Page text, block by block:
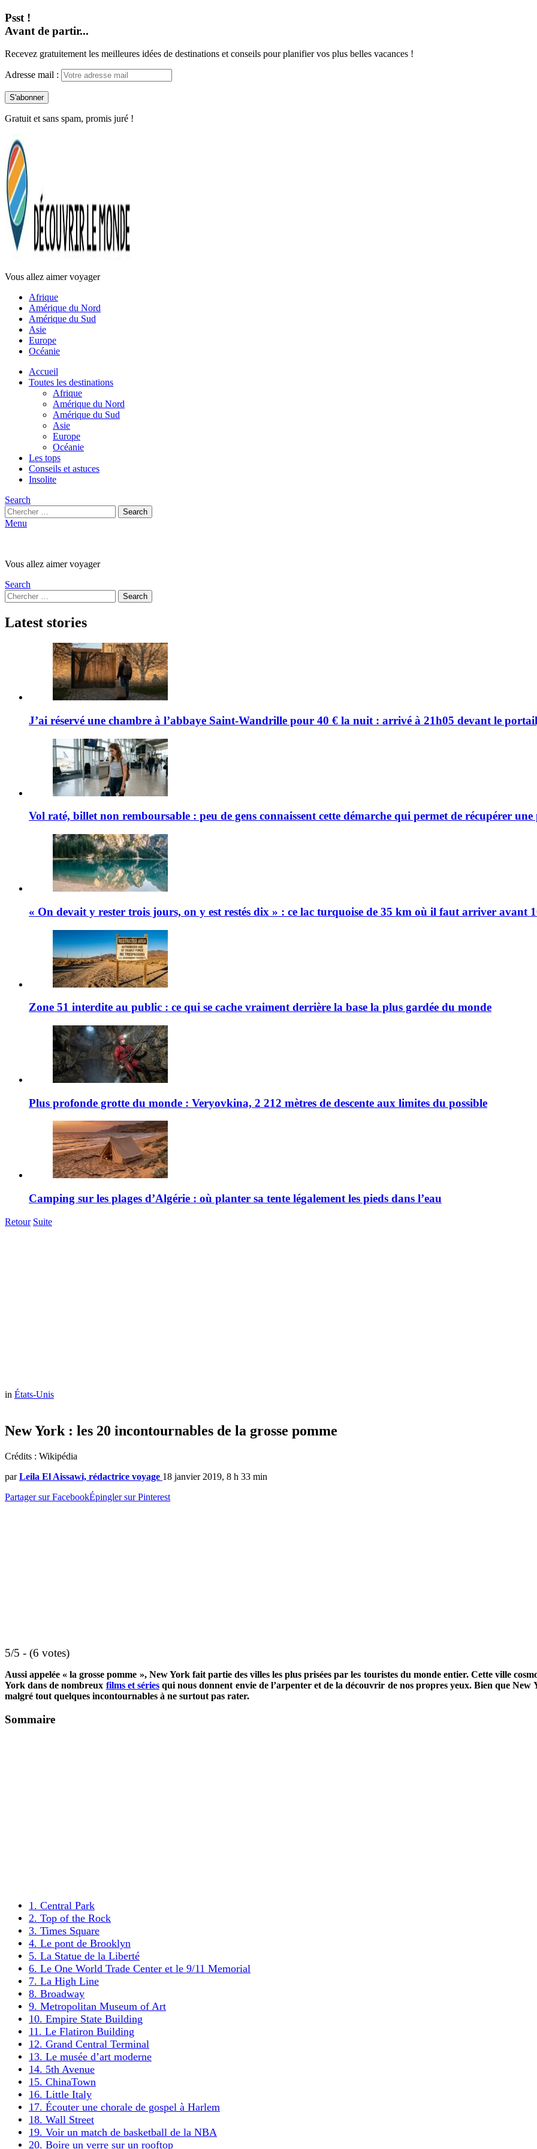
Psst !
Avant de partir...
Recevez gratuitement les meilleures idées de destinations et conseils pour planifier vos plus belles vacances !
Adresse mail :
Gratuit et sans spam, promis juré !
Vous allez aimer voyager
Afrique
Amérique du Nord
Amérique du Sud
Asie
Europe
Océanie
Accueil
Toutes les destinations
Afrique
Amérique du Nord
Amérique du Sud
Asie
Europe
Océanie
Les tops
Conseils et astuces
Insolite
Search
Search
for:
Search
Menu
Vous allez aimer voyager
Search
Search
for:
Search
Latest stories
J’ai réservé une chambre à l’abbaye Saint-Wandrille pour 40 € la nuit : arrivé à 21h05 devant le
Vol raté, billet non remboursable : peu de gens connaissent cette démarche qui permet de récupérer une
« On devait y rester trois jours, on y est restés dix » : ce lac turquoise de 35 km où il faut arriver avant
Zone 51 interdite au public : ce qui se cache vraiment derrière la base la plus gardée du monde
Plus profonde grotte du monde : Veryovkina, 2 212 mètres de descente aux limites du possible
Camping sur les plages d’Algérie : où planter sa tente légalement les pieds dans l’eau
Retour Suite
in États-Unis
New York : les 20 incontournables de la grosse pomme
Crédits : Wikipédia
par Leila El Aissawi, rédactrice voyage 18 janvier 2019, 8 h 33 min
Partager sur FacebookÉpingler sur Pinterest
5/5 - (6 votes)
Aussi appelée « la grosse pomme », New York fait partie des villes les plus prisées par les touristes du monde entier. Cette ville
York dans de nombreux films et sériesqui nous donnent envie de l’arpenter et de la découvrir de nos propres yeux. Bien que New
malgré tout quelques incontournables à ne surtout pas rater.
Sommaire
1. Central Park
2. Top of the Rock
3. Times Square
4. Le pont de Brooklyn
5. La Statue de la Liberté
6. Le One World Trade Center et le 9/11 Memorial
7. La High Line
8. Broadway
9. Metropolitan Museum of Art
10. Empire State Building
11. Le Flatiron Building
12. Grand Central Terminal
13. Le musée d’art moderne
14. 5th Avenue
15. ChinaTown
16. Little Italy
17. Écouter une chorale de gospel à Harlem
18. Wall Street
19. Voir un match de basketball de la NBA
20. Boire un verre sur un rooftop